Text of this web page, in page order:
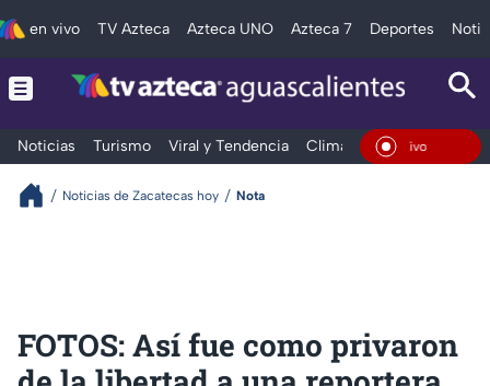
en vivo TV Azteca Azteca UNO Azteca 7 Deportes
Noticias Turismo Viral y Tendencia Clima Deportes
En Vivo
Noticias de Zacatecas hoy Nota
FOTOS: Así fue como privaron